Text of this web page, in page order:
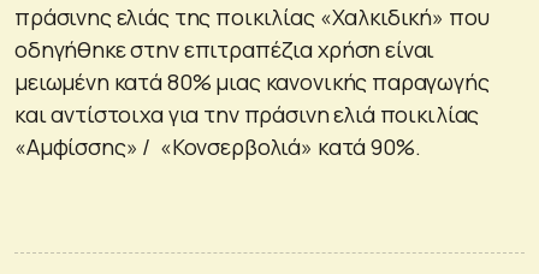
πράσινης ελιάς της ποικιλίας «Χαλκιδική» που
οδηγήθηκε στην επιτραπέζια χρήση είναι
μειωμένη κατά 80% μιας κανονικής παραγωγής
και αντίστοιχα για την πράσινη ελιά ποικιλίας
«Αμφίσσης» / «Κονσερβολιά» κατά 90%.